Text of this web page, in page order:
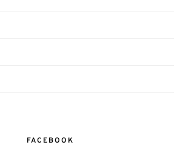
FACEBOOK